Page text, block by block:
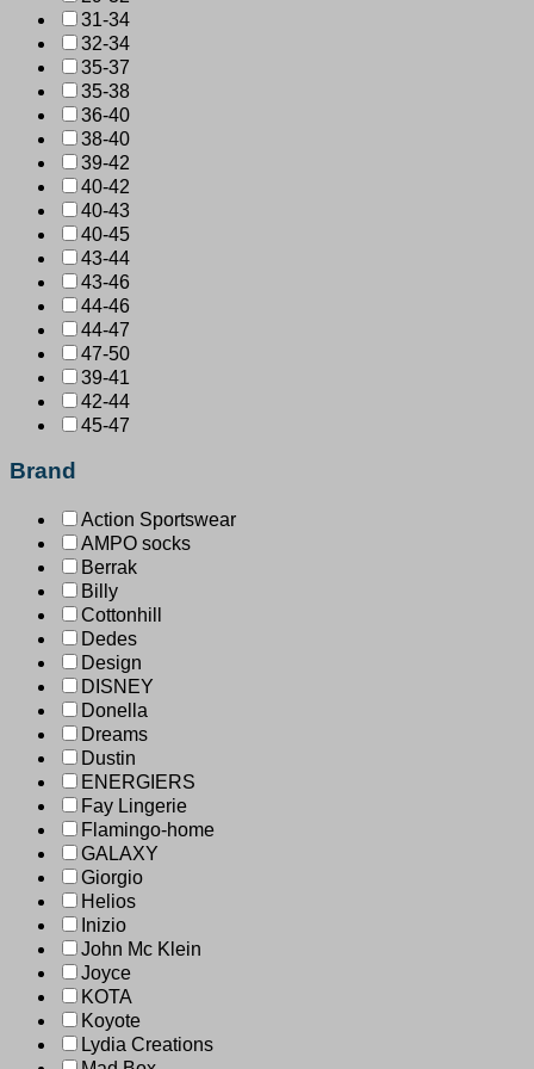
31-34
32-34
35-37
35-38
36-40
38-40
39-42
40-42
40-43
40-45
43-44
43-46
44-46
44-47
47-50
39-41
42-44
45-47
Brand
Action Sportswear
AMPO socks
Berrak
Billy
Cottonhill
Dedes
Design
DISNEY
Donella
Dreams
Dustin
ENERGIERS
Fay Lingerie
Flamingo-home
GALAXY
Giorgio
Helios
Inizio
John Mc Klein
Joyce
KOTA
Koyote
Lydia Creations